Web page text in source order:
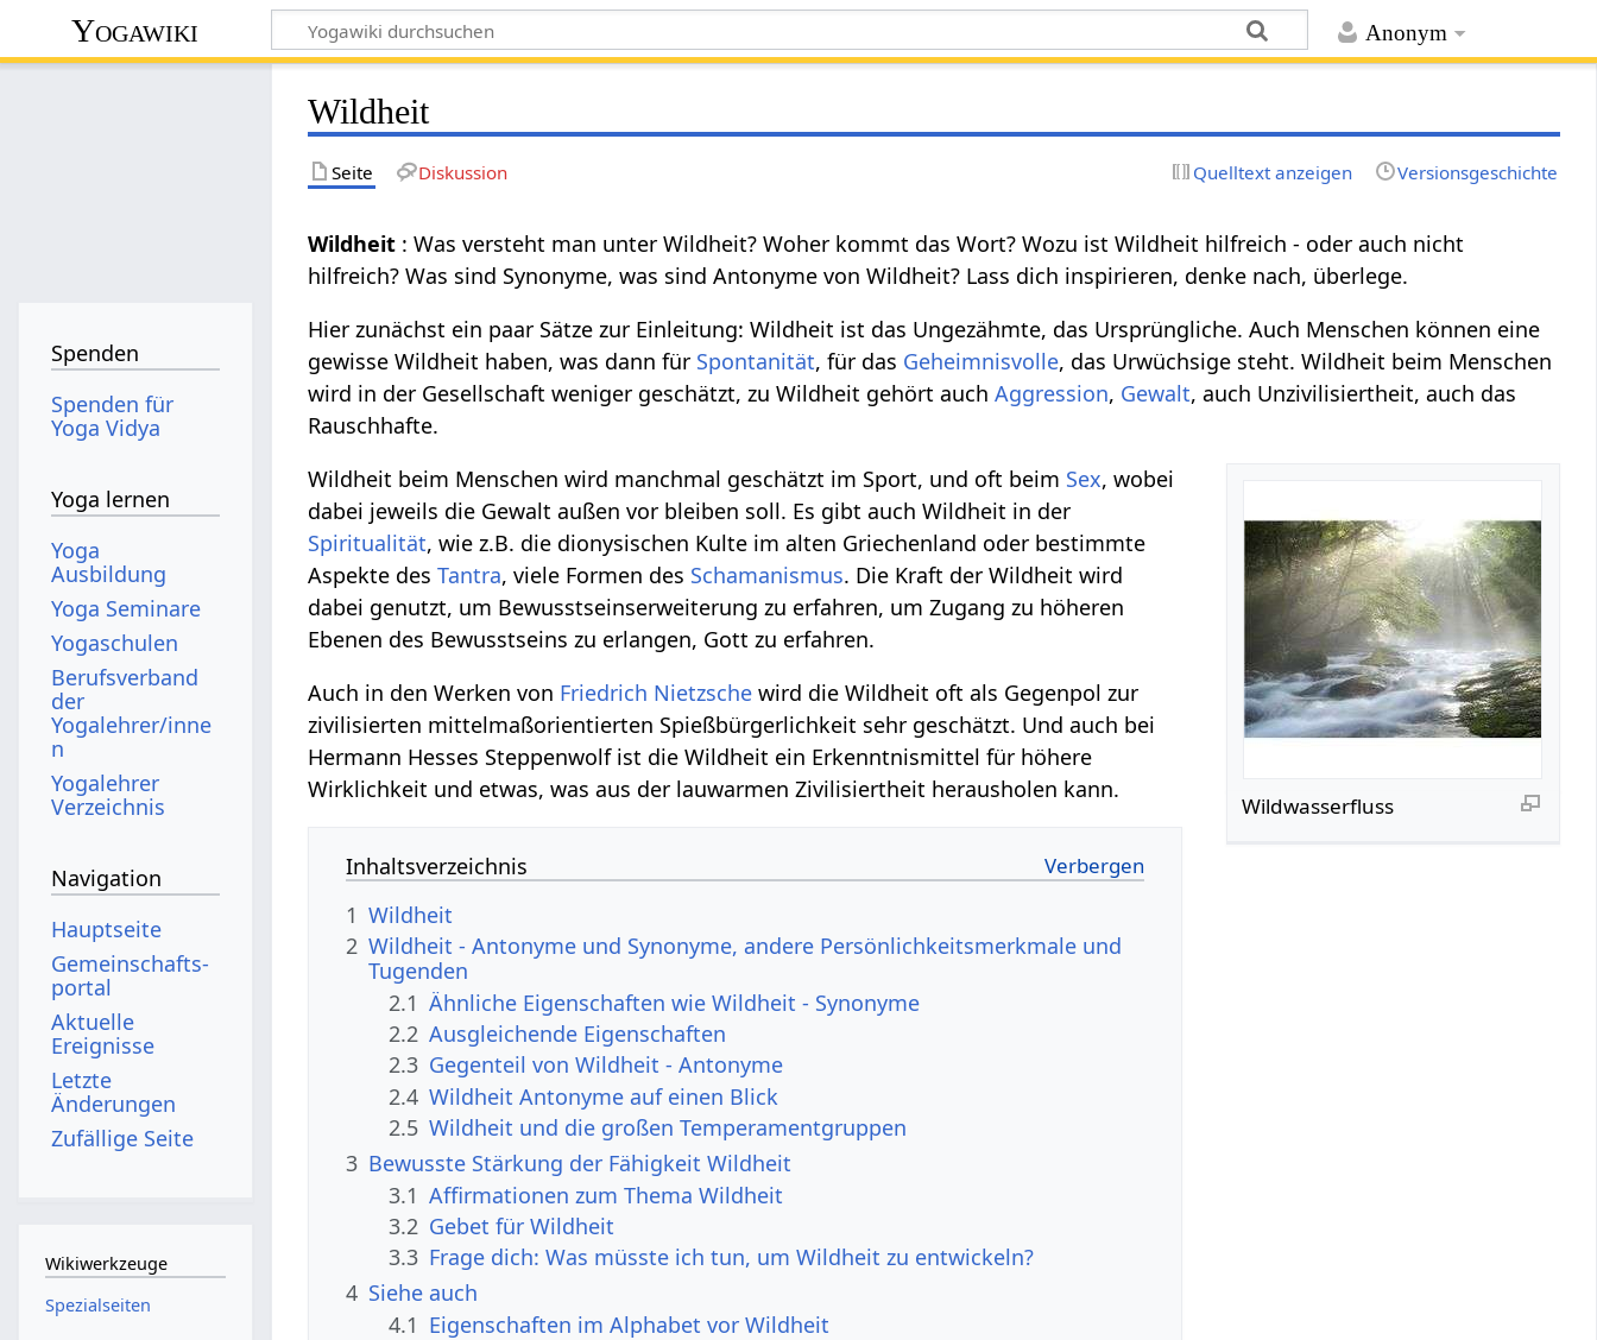
Anonym
Yogawiki
Wildheit
Seite Diskussion Quelltext anzeigen Versionsgeschichte
Wildheit : Was versteht man unter Wildheit? Woher kommt das Wort? Wozu ist Wildheit hilfreich - oder auch nicht
hilfreich? Was sind Synonyme, was sind Antonyme von Wildheit? Lass dich inspirieren, denke nach, überlege.
Hier zunächst ein paar Sätze zur Einleitung: Wildheit ist das Ungezähmte, das Ursprüngliche. Auch Menschen können eine
gewisse Wildheit haben, was dann für Spontanität, für das Geheimnisvolle, das Urwüchsige steht. Wildheit beim Menschen
wird in der Gesellschaft weniger geschätzt, zu Wildheit gehört auchAggression, Gewalt, auch Unzivilisiertheit, auch das
Rauschhafte.
Wildwasserfluss
Wildheit beim Menschen wird manchmal geschätzt im Sport, und oft beim Sex, wobei
dabei jeweils die Gewalt außen vor bleiben soll. Es gibt auch Wildheit in der
Spiritualität, wie z.B. die dionysischen Kulte im alten Griechenland oder bestimmte
Aspekte desTantra, viele Formen des Schamanismus. Die Kraft der Wildheit wird
dabei genutzt, um Bewusstseinserweiterung zu erfahren, um Zugang zu höheren
Ebenen des Bewusstseins zu erlangen, Gott zu erfahren.
Auch in den Werken von Friedrich Nietzsche wird die Wildheit oft als Gegenpol zur
zivilisierten mittelmaßorientierten Spießbürgerlichkeit sehr geschätzt. Und auch bei
Hermann Hesses Steppenwolf ist die Wildheit ein Erkenntnismittel für höhere
Wirklichkeit und etwas, was aus der lauwarmen Zivilisiertheit herausholen kann.
Inhaltsverzeichnis
1 Wildheit
2 Wildheit - Antonyme und Synonyme, andere Persönlichkeitsmerkmale und
Tugenden
2.1 Ähnliche Eigenschaften wie Wildheit - Synonyme
2.2 Ausgleichende Eigenschaften
2.3 Gegenteil von Wildheit - Antonyme
2.4 Wildheit Antonyme auf einen Blick
2.5 Wildheit und die großen Temperamentgruppen
3 Bewusste Stärkung der Fähigkeit Wildheit
3.1 Affirmationen zum Thema Wildheit
3.2 Gebet für Wildheit
3.3 Frage dich: Was müsste ich tun, um Wildheit zu entwickeln?
4 Siehe auch
4.1 Eigenschaften im Alphabet vor Wildheit
Spenden
Spenden für
Yoga Vidya
Yoga lernen
Yoga
Ausbildung
Yoga Seminare
Yogaschulen
Berufsverband
der
Yogalehrer/inne
n
Yogalehrer
Verzeichnis
Navigation
Hauptseite
Gemeinschafts­
portal
Aktuelle
Ereignisse
Letzte
Änderungen
Zufällige Seite
Wikiwerkzeuge
Spezialseiten